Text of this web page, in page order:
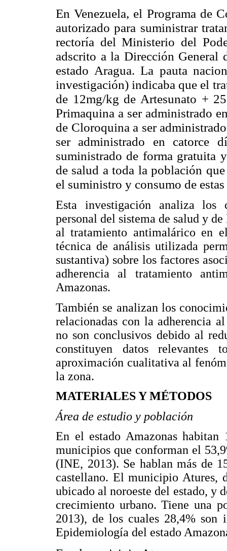
En Venezuela, el Programa de
autorizado para suministrar
rectoría del Ministerio del
adscrito a la Dirección General
estado Aragua. La pauta
investigación) indicaba que el
de 12mg/kg de Artesunato +
Primaquina a ser administrado
de Cloroquina a ser
ser administrado en catorce
suministrado de forma gratuita
de salud a toda la población
el suministro y consumo de
Esta investigación analiza los
personal del sistema de salud y
al tratamiento antimalárico en
técnica de análisis utilizada
sustantiva) sobre los factores
adherencia al tratamiento
Amazonas.
También se analizan los
relacionadas con la adherencia
no son conclusivos debido al
constituyen datos
aproximación cualitativa al
la zona.
MATERIALES Y MÉTODOS
Área de estudio y población
En el estado Amazonas habitan
municipios que conforman el
(INE, 2013). Se hablan más de
castellano. El municipio Atures,
ubicado al noroeste del estado, y
crecimiento urbano. Tiene una
2013), de los cuales 28,4% son
Epidemiología del estado